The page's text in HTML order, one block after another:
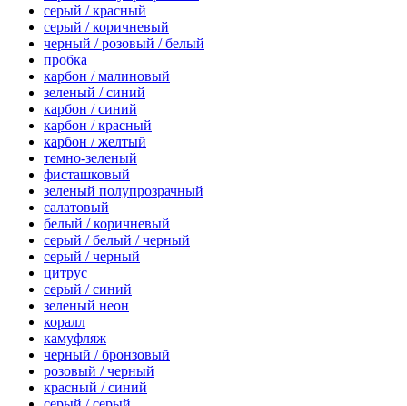
серый / красный
серый / коричневый
черный / розовый / белый
пробка
карбон / малиновый
зеленый / синий
карбон / синий
карбон / красный
карбон / желтый
темно-зеленый
фисташковый
зеленый полупрозрачный
салатовый
белый / коричневый
серый / белый / черный
серый / черный
цитрус
серый / синий
зеленый неон
коралл
камуфляж
черный / бронзовый
розовый / черный
красный / синий